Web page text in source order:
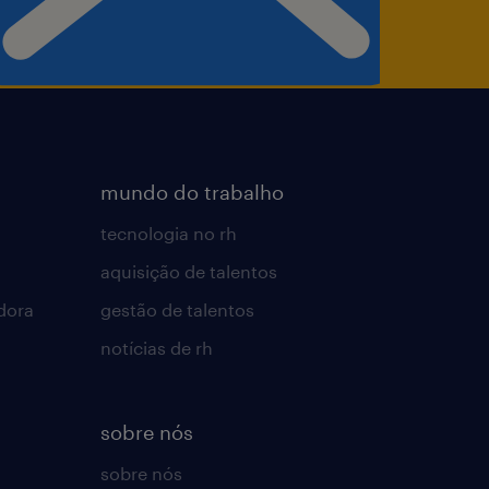
excelentes
tem acesso a todas as
carreiras. Caso receba
mundo do trabalho
tecnologia no rh
aquisição de talentos
gestão de talentos
notícias de rh
sobre nós
sobre nós